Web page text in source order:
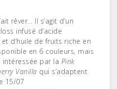
rêver… Il s’agit d’un
infusé d’acide
d’huile de fruits riche en
en 6 couleurs, mais
par la Pink
Vanilla qui s’adaptent
15/07